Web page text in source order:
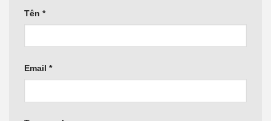
Tên *
Email *